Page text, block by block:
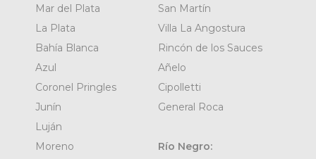
Mar del Plata
La Plata
Bahía Blanca
Azul
Coronel Pringles
Junín
Luján
Moreno
San Martín
Villa La Angostura
Rincón de los Sauces
Añelo
Cipolletti
General Roca
Río Negro: